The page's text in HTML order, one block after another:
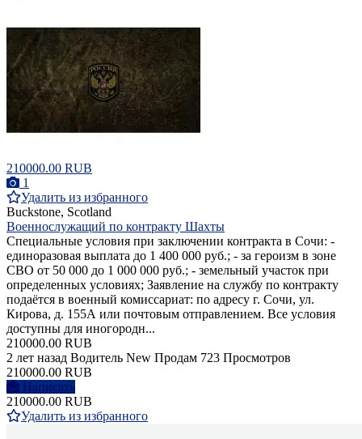
210000.00 RUB
1
Удалить из избранного
Buckstone, Scotland
Военнослужащий по контракту Шахты
Специальные условия при заключении контракта в Сочи: -
единоразовая выплата до 1 400 000 руб.; - за героизм в зоне
СВО от 50 000 до 1 000 000 руб.; - земельный участок при
определенных условиях; Заявление на службу по контракту
подаётся в военный комиссариат: по адресу г. Сочи, ул.
Кирова, д. 155А или почтовым отправлением. Все условия
доступны для иногородн...
210000.00 RUB
2 лет назад Водитель New Продам 723 Просмотров
210000.00 RUB
Написать
210000.00 RUB
Удалить из избранного